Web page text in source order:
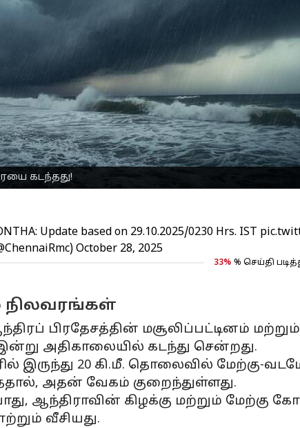
கடந்தது!
அதிதீவிர புயலான
'மோந்தா' (Montha),
இந்திய
வானிலை ஆய்வு மையம்
புயலின் தீவிரம் படிப்படியாக
அதன் தாக்கம் காரணமாக
தமிழகம்,தெலுங்கானா,ஜார்க்கண்ட்
Update based on 29.10.2025/0230 Hrs. IST
October 28, 2025
33% % செய்தி
நிலவரங்கள்
பிரதேசத்தின் மசூலிப்பட்டினம்
அதிகாலையில் கடந்து சென்றது.
இருந்து 20 கி.மீ. தொலைவில் மேற்கு-
அதன் வேகம் குறைந்துள்ளது.
ஆந்திராவின் கிழக்கு மற்றும்
வீசியது.